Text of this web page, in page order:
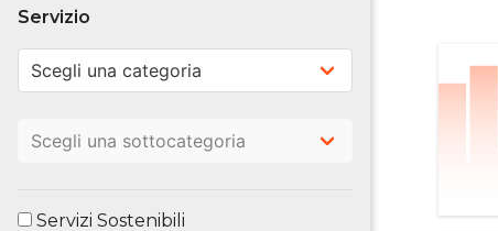
Servizio
Servizi Sostenibili